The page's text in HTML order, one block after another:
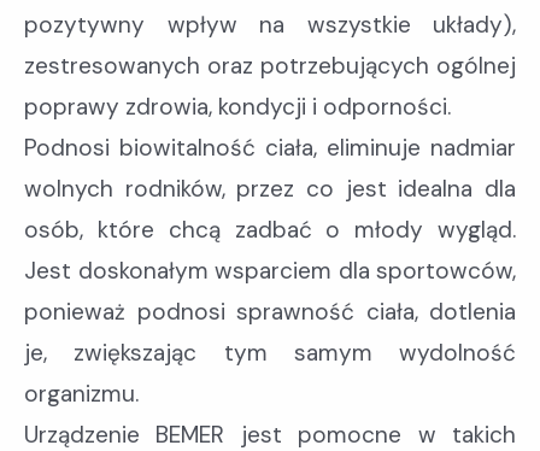
pozytywny wpływ na wszystkie układy),
zestresowanych oraz potrzebujących ogólnej
poprawy zdrowia, kondycji i odporności.
Podnosi biowitalność ciała, eliminuje nadmiar
wolnych rodników, przez co jest idealna dla
osób, które chcą zadbać o młody wygląd.
Jest doskonałym wsparciem dla sportowców,
ponieważ podnosi sprawność ciała, dotlenia
je, zwiększając tym samym wydolność
organizmu.
Urządzenie BEMER jest pomocne w takich